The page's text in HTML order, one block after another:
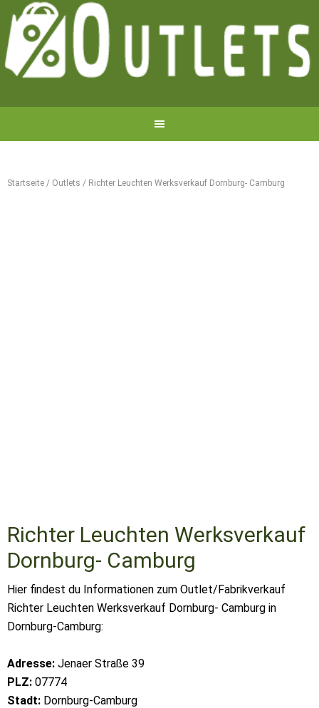
Startseite / Outlets / Richter Leuchten Werksverkauf Dornburg- Camburg
Richter Leuchten Werksverkauf
Dornburg- Camburg
Hier findest du Informationen zum Outlet/Fabrikverkauf
Richter Leuchten Werksverkauf Dornburg- Camburg in
Dornburg-Camburg:
Adresse: Jenaer Straße 39
PLZ: 07774
Stadt: Dornburg-Camburg